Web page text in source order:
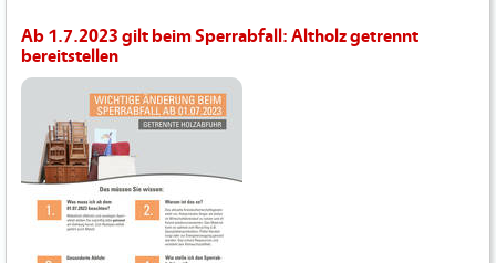
Ab 1.7.2023 gilt beim Sperrabfall: Altholz getrennt
bereitstellen